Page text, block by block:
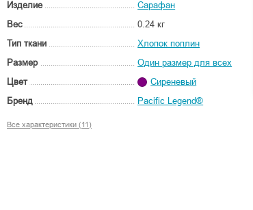
Изделие
Сарафан
Вес
0.24 кг
Тип ткани
Хлопок поплин
Размер
Один размер для всех
Цвет
Сиреневый
Бренд
Pacific Legend®
Все характеристики (11)